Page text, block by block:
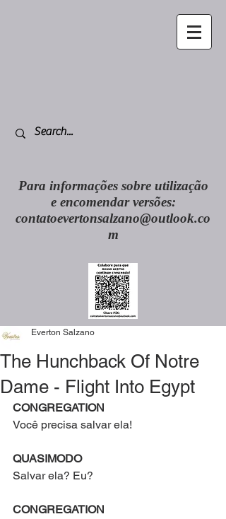
Para informações sobre utilização
e encomendar versões:
contatoevertonsalzano@outlook.co
m
The Hunchback Of Notre
Dame - Flight Into Egypt
Everton Salzano
CONGREGATION
Você precisa salvar ela!
QUASIMODO
Salvar ela? Eu?
CONGREGATION